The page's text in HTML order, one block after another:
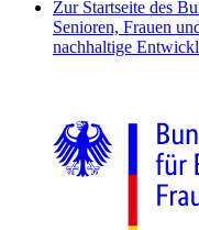
Zur Startseite des
Senioren, Frauen
nachhaltige